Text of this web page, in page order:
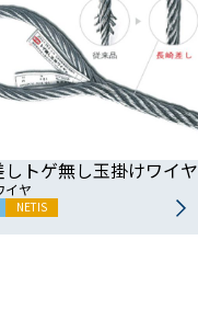
しトゲ無し玉掛けワイヤ
イヤ
NETIS